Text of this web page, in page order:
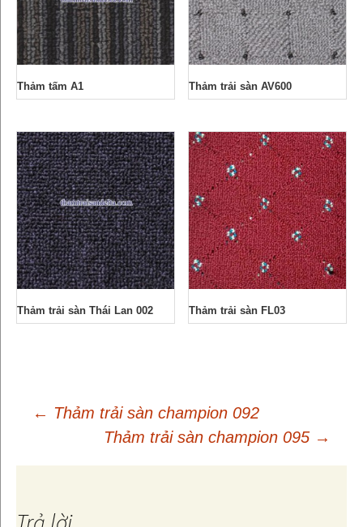
Thảm tấm A1 Thảm trải sàn AV600
Thảm trải sàn Thái Lan 002 Thảm trải sàn FL03
hướng
← Thảm trải sàn champion 092
Thảm trải sàn champion 095 →